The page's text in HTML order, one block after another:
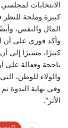
الانتخابات
كبيرة وملحة للنظر
المال والنفس،
وأكد فوزي على أن
كبيرًا، مشيرًا إلى
ناجحة وفعالة على
والولاء للوطن،
وفي نهاية الندوة
الأثر”.